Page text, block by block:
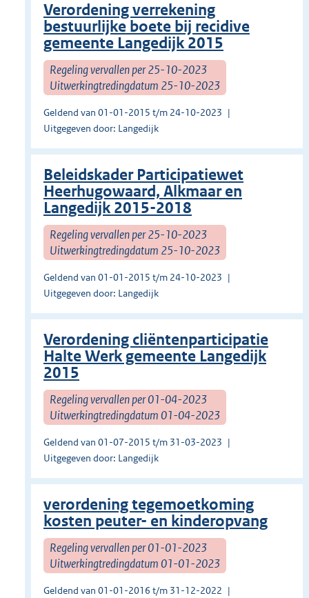
Verordening verrekening
bestuurlijke boete bij recidive
gemeente Langedijk 2015
Regeling vervallen per 25-10-2023
Uitwerkingtredingdatum 25-10-2023
Geldend van 01-01-2015 t/m 24-10-2023
Uitgegeven door: Langedijk
Beleidskader Participatiewet
Heerhugowaard, Alkmaar en
Langedijk 2015-2018
Regeling vervallen per 25-10-2023
Uitwerkingtredingdatum 25-10-2023
Geldend van 01-01-2015 t/m 24-10-2023
Uitgegeven door: Langedijk
Verordening cliëntenparticipatie
Halte Werk gemeente Langedijk
2015
Regeling vervallen per 01-04-2023
Uitwerkingtredingdatum 01-04-2023
Geldend van 01-07-2015 t/m 31-03-2023
Uitgegeven door: Langedijk
verordening tegemoetkoming
kosten peuter- en kinderopvang
Regeling vervallen per 01-01-2023
Uitwerkingtredingdatum 01-01-2023
Geldend van 01-01-2016 t/m 31-12-2022